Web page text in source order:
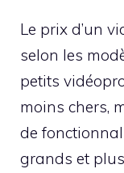
Le prix d’un
selon les
petits
moins chers,
de
grands et